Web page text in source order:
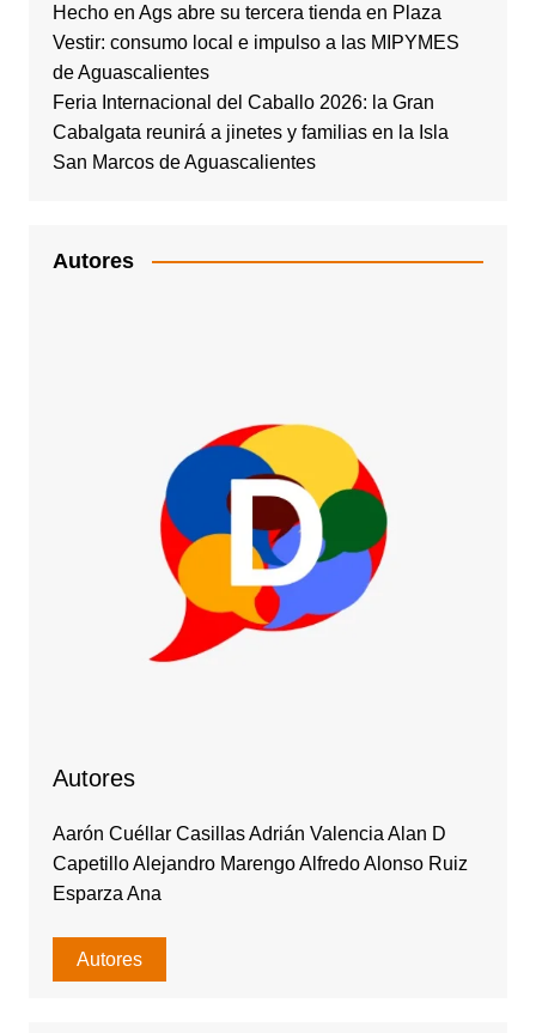
Hecho en Ags abre su tercera tienda en Plaza
Vestir: consumo local e impulso a las MIPYMES
de Aguascalientes
Feria Internacional del Caballo 2026: la Gran
Cabalgata reunirá a jinetes y familias en la Isla
San Marcos de Aguascalientes
Autores
Autores
Aarón Cuéllar Casillas Adrián Valencia Alan D
Capetillo Alejandro Marengo Alfredo Alonso Ruiz
Esparza Ana
Autores